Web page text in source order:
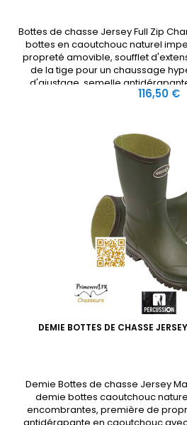
Bottes de chasse Jersey Full Zip
bottes en caoutchouc naturel
propreté amovible, soufflet
de la tige pour un chaussage
d'ajustage, semelle
crampons profonds et larges,
Prix
116,50 €
DEMIE BOTTES DE CHASSE
Demie Bottes de chasse Jersey
demie bottes caoutchouc
encombrantes, première de
antidérapante en caoutchouc